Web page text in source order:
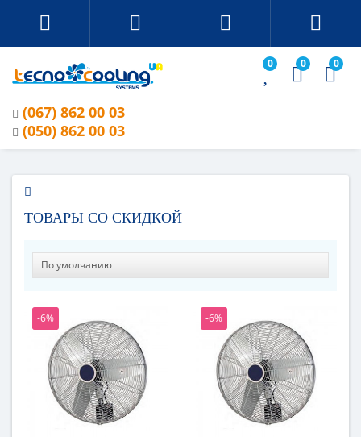
0 0 0
(067) 862 00 03
(050) 862 00 03
ТОВАРЫ СО СКИДКОЙ
-6% -6%